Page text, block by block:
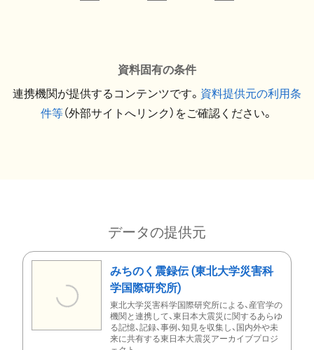
資料固有の条件
連携機関が提供するコンテンツです。 資料提供元の利用条
件等（外部サイトへリンク）をご確認ください。
データの提供元
みちのく震録伝 (東北大学災害科
学国際研究所)
東北大学災害科学国際研究所による、産官学の
機関と連携して、東日本大震災に関するあらゆ
る記憶、記録、事例、知見を収集し、国内外や未
来に共有する東日本大震災アーカイブプロジ